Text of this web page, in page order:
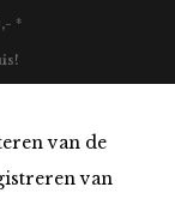
van de
van
*